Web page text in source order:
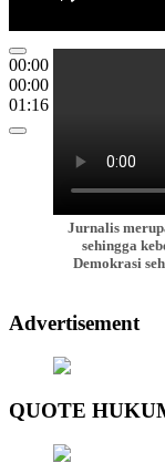
00:00
00:00
01:16
Jurnalis
sehingga
Demokrasi
Advertisement
QUOTE